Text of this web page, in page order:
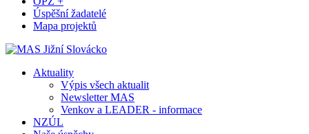
Úspěšní žadatelé
Mapa projektů
Aktuality
Výpis všech aktualit
Newsletter MAS
Venkov a LEADER - informace
NZÚL